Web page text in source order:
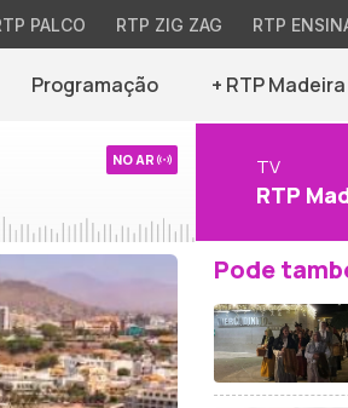
PALCO RTP ZIG ZAG RTP
Programação + RTP Madeira
NO AR TV
RTP
Pode